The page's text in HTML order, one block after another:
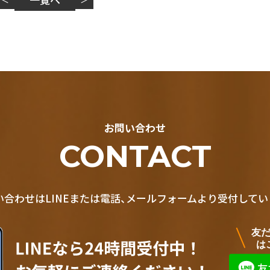
お問い合わせ
CONTACT
合わせはLINEまたは電話、メールフォームより受付してい